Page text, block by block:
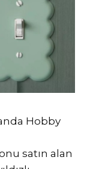
anda Hobby
satın alan